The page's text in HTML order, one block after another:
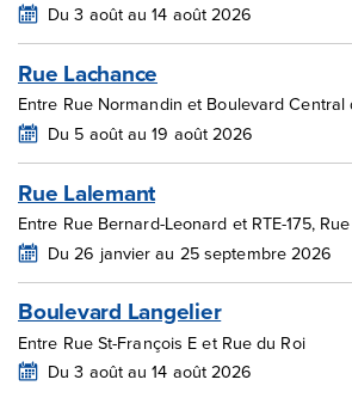
Du 3 août au 14 août 2026
Rue Lachance
Entre Rue Normandin et Boulevard
Du 5 août au 19 août 2026
Rue Lalemant
Entre Rue Bernard-Leonard et RTE-175,
Du 26 janvier au 25 septembre 2026
Boulevard Langelier
Entre Rue St-François E et Rue du Roi
Du 3 août au 14 août 2026